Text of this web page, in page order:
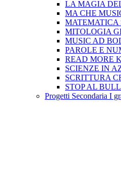
LA MAGIA
MA CHE
MATEMATICA
MITOLOGIA
MUSIC AD
PAROLE E
READ MORE
SCIENZE IN
SCRITTURA
STOP AL
Progetti Secondaria I